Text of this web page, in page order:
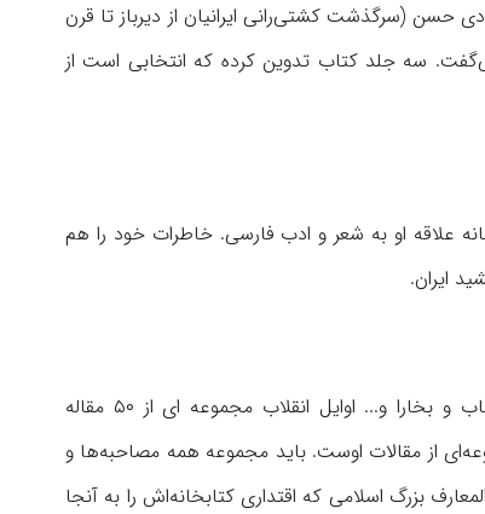
حسن (سرگذشت کشتی‌رانی ایرانیان از دیرباز تا قرن
سه جلد کتاب تدوین کرده که انتخابی است از
علاقه او به شعر و ادب فارسی. خاطرات خود را هم
ایران.
اقتداری مقالات بسیار نوشته است؛ در یغما و فرهنگ ایران‌زمین و آینده و راهنمای کتاب و بخارا و... اوایل انقلاب مجموعه ای از ۵۰ مقاله
از مقالات اوست. باید مجموعه همه مصاحبه‌ها و
بزرگ اسلامی که اقتداری کتابخانه‌اش را به آنجا